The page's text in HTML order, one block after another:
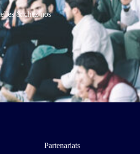
& chez nos
Partenariats